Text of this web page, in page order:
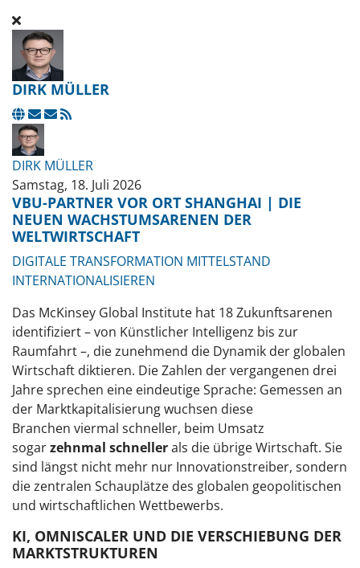
DIRK MÜLLER
UPDATES ABONNIEREN
ABO VON UPDATES DIESES AUTORS BEENDEN
DIRK MÜLLER
Samstag, 18. Juli 2026
VBU-PARTNER VOR ORT SHANGHAI | DIE
NEUEN WACHSTUMSARENEN DER
WELTWIRTSCHAFT
DIGITALE TRANSFORMATION MITTELSTAND
INTERNATIONALISIEREN
Das McKinsey Global Institute hat 18 Zukunftsarenen
identifiziert – von Künstlicher Intelligenz bis zur
Raumfahrt –, die zunehmend die Dynamik der globalen
Wirtschaft diktieren. Die Zahlen der vergangenen drei
Jahre sprechen eine eindeutige Sprache: Gemessen an
der Marktkapitalisierung wuchsen diese
Branchen viermal schneller, beim Umsatz
sogarzehnmal schnellerals die übrige Wirtschaft. Sie
sind längst nicht mehr nur Innovationstreiber, sondern
die zentralen Schauplätze des globalen geopolitischen
und wirtschaftlichen Wettbewerbs.
KI, OMNISCALER UND DIE VERSCHIEBUNG DER
MARKTSTRUKTUREN